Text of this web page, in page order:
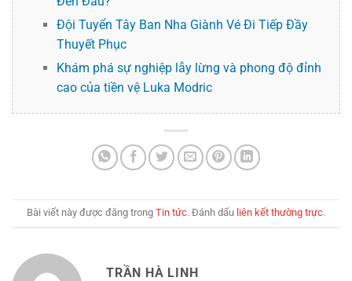
Đội Tuyển Tây Ban Nha Giành Vé Đi Tiếp Đầy
Thuyết Phục
Khám phá sự nghiệp lẫy lừng và phong độ đỉnh
cao của tiền vệ Luka Modric
Bài viết này được đăng trong Tin tức. Đánh dấu liên kết thường trực.
TRẦN HÀ LINH